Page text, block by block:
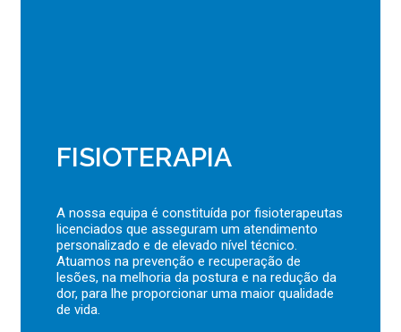
FISIOTERAPIA
A nossa equipa é constituída por fisioterapeutas
licenciados que asseguram um atendimento
personalizado e de elevado nível técnico.
Atuamos na prevenção e recuperação de
lesões, na melhoria da postura e na redução da
dor, para lhe proporcionar uma maior qualidade
de vida.